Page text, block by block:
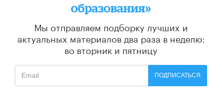
образования»
Мы отправляем подборку лучших и
актуальных материалов два раза в неделю:
во вторник и пятницу
ПОДПИСАТЬСЯ